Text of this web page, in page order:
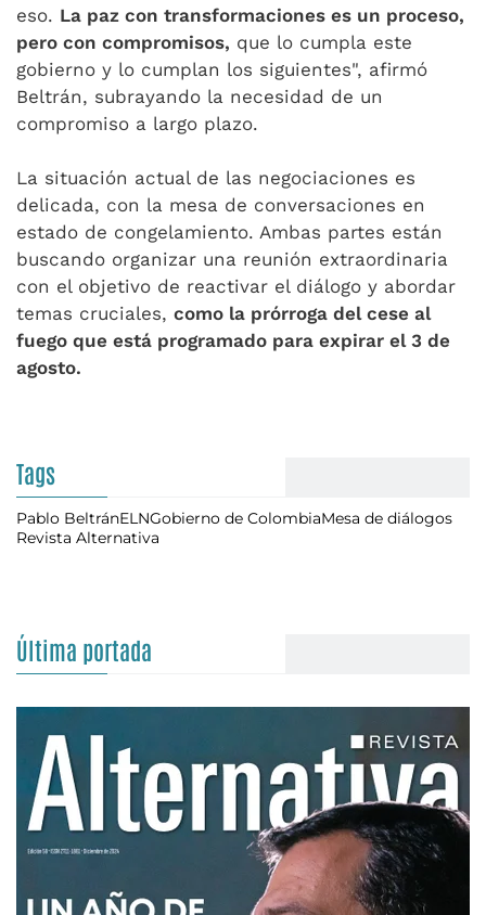
eso. La paz con transformaciones es un proceso,
pero con compromisos, que lo cumpla este
gobierno y lo cumplan los siguientes", afirmó
Beltrán, subrayando la necesidad de un
compromiso a largo plazo.
La situación actual de las negociaciones es
delicada, con la mesa de conversaciones en
estado de congelamiento. Ambas partes están
buscando organizar una reunión extraordinaria
con el objetivo de reactivar el diálogo y abordar
temas cruciales, como la prórroga del cese al
fuego que está programado para expirar el 3 de
agosto.
Tags
Pablo BeltránELNGobierno de ColombiaMesa de diálogos
Revista Alternativa
Última portada